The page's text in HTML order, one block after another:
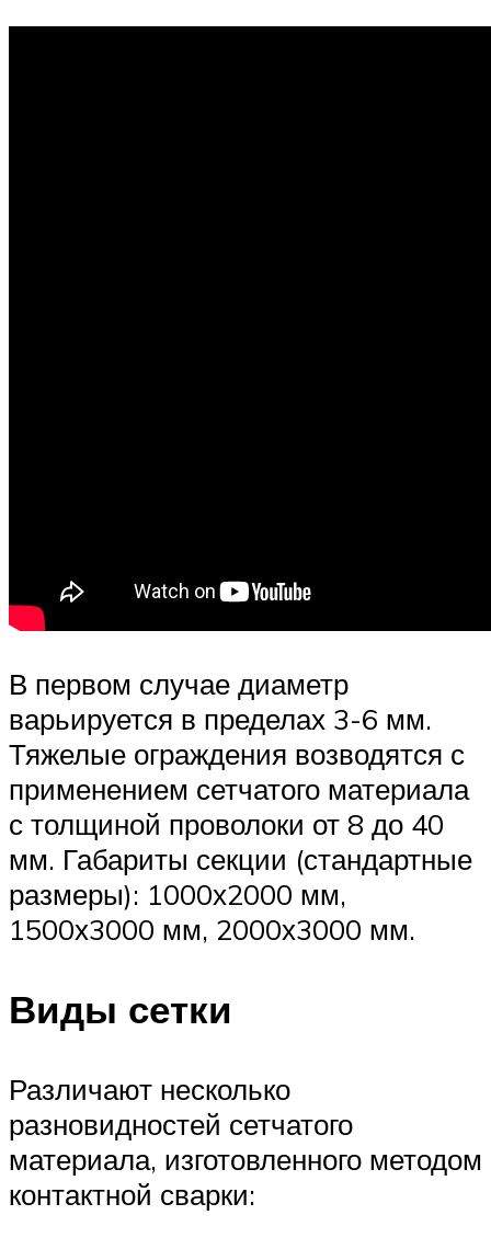
В первом случае диаметр
варьируется в пределах 3-6 мм.
Тяжелые ограждения возводятся с
применением сетчатого материала
с толщиной проволоки от 8 до 40
мм. Габариты секции (стандартные
размеры): 1000х2000 мм,
1500х3000 мм, 2000х3000 мм.
Виды сетки
Различают несколько
разновидностей сетчатого
материала, изготовленного методом
контактной сварки: